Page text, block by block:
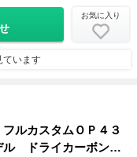
お気に入り
ています
ルカスタムＯＰ４３
ドライカーボンエ